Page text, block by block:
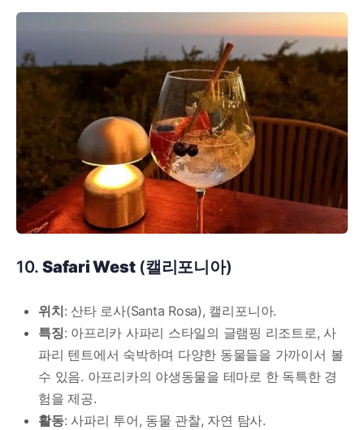
10.Safari West(캘리포니아)
위치: 산타 로사(Santa Rosa), 캘리포니아.
특징: 아프리카 사파리 스타일의 글램핑 리조트로, 사
파리 텐트에서 숙박하며 다양한 동물들을 가까이서 볼
수 있음. 아프리카의 야생동물을 테마로 한 독특한 경
험을 제공.
활동: 사파리 투어, 동물 관찰, 자연 탐사.